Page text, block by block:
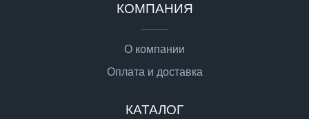
КОМПАНИЯ
О компании
Оплата и доставка
КАТАЛОГ